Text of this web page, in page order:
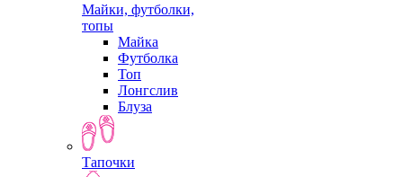
Майки, футболки,
топы
Майка
Футболка
Топ
Лонгслив
Блуза
Тапочки